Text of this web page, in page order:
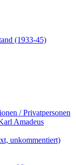
(1933-45)
/ Privatpersonen
Amadeus
unkommentiert)